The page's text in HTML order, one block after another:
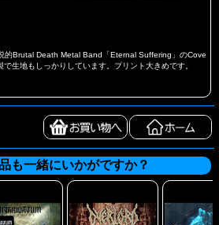
的Brutal Death Metal Band「Eternal Suffering」のCove
生地もしっかりしています。プリント大きめです。
も一緒にいかがですか？